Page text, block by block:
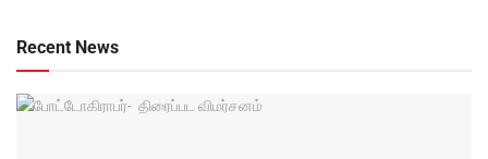
Recent News